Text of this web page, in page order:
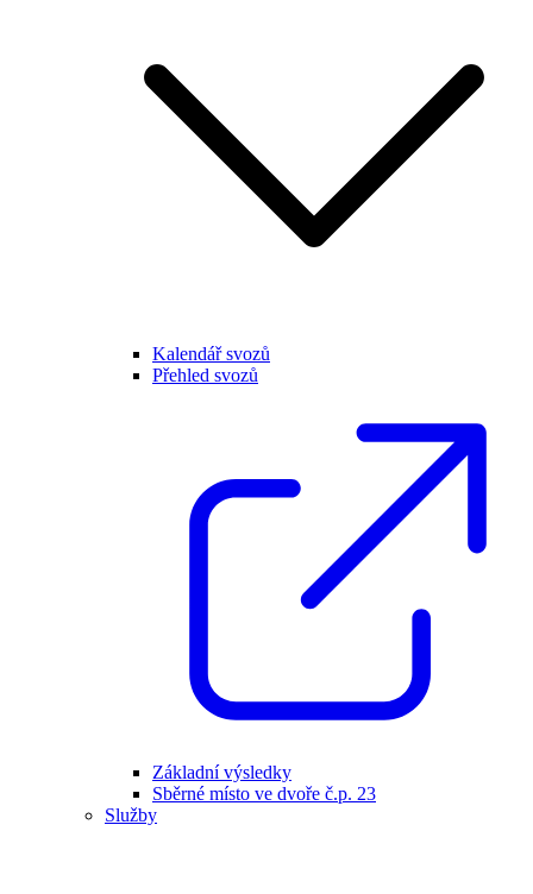
Kalendář svozů
Přehled svozů
Základní výsledky
Sběrné místo ve dvoře č.p. 23
Služby